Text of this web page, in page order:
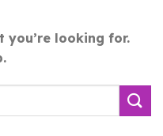
you’re looking for.